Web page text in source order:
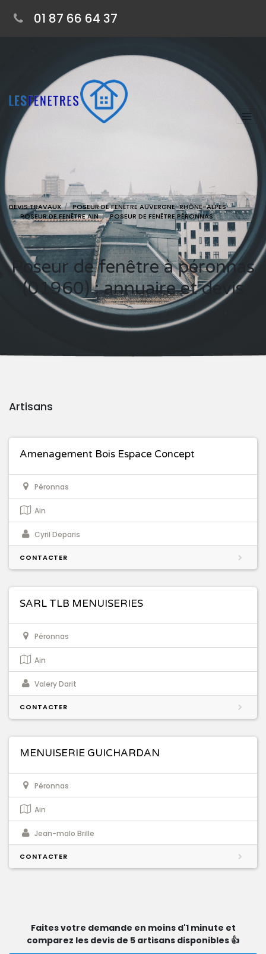
01 87 66 64 37
DEVIS TRAVAUX
POSEUR DE FENÊTRE AUVERGNE-RHÔNE-ALPES
POSEUR DE FENÊTRE AIN
POSEUR DE FENÊTRE PÉRONNAS
Poseur de fenêtre à péronnas
(01960) : annuaire et devis
Artisans
Amenagement Bois Espace Concept
Péronnas
Ain
Cyril Deparis
CONTACTER
SARL TLB MENUISERIES
Péronnas
Ain
Valery Darit
CONTACTER
MENUISERIE GUICHARDAN
Péronnas
Ain
Jean-malo Brille
CONTACTER
Faites votre demande en moins d'1 minute et
comparez les devis de 5 artisans disponibles 👍